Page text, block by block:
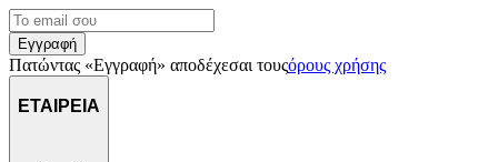
Εγγραφή
Πατώντας «Εγγραφή» αποδέχεσαι τουςόρους χρήσης
ΕΤΑΙΡΕΙΑ